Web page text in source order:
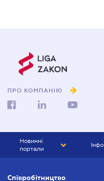
ПРО КОМПАНІЮ
Новинні
портали
Співробітництво